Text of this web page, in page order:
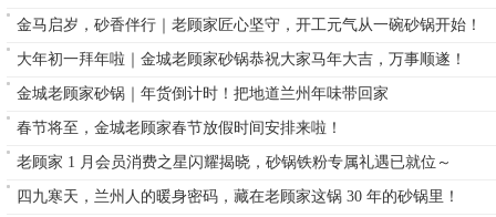
金马启岁，砂香伴行｜老顾家匠心坚守，开工元气从一碗砂锅开始！
大年初一拜年啦｜金城老顾家砂锅恭祝大家马年大吉，万事顺遂！
金城老顾家砂锅｜年货倒计时！把地道兰州年味带回家
春节将至，金城老顾家春节放假时间安排来啦！
老顾家 1 月会员消费之星闪耀揭晓，砂锅铁粉专属礼遇已就位～
四九寒天，兰州人的暖身密码，藏在老顾家这锅 30 年的砂锅里！